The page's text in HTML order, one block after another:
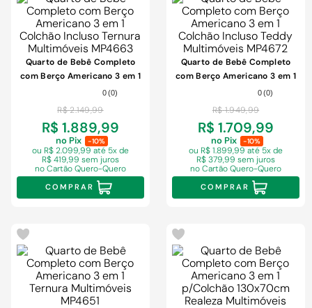
Quarto de Bebê Completo
com Berço Americano 3 em 1
Colchão Incluso Ternura
Multimóveis MP4663
0 (0)
R$ 2.149,99
R$ 1.889,99
no Pix -10%
ou R$ 2.099,99 até 5x de
R$ 419,99 sem juros
no Cartão Quero-Quero
COMPRAR
Quarto de Bebê Completo
com Berço Americano 3 em 1
Colchão Incluso Teddy
Multimóveis MP4672
0 (0)
R$ 1.949,99
R$ 1.709,99
no Pix -10%
ou R$ 1.899,99 até 5x de
R$ 379,99 sem juros
no Cartão Quero-Quero
COMPRAR